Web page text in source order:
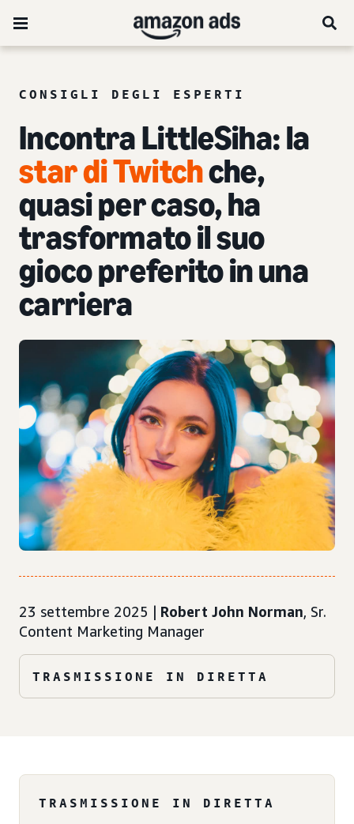
CONSIGLI DEGLI ESPERTI
Incontra LittleSiha: la
star di Twitchche,
quasi per caso, ha
trasformato il suo
gioco preferito in una
carriera
23 settembre 2025 | Robert John Norman, Sr.
Content Marketing Manager
TRASMISSIONE IN DIRETTA
TRASMISSIONE IN DIRETTA